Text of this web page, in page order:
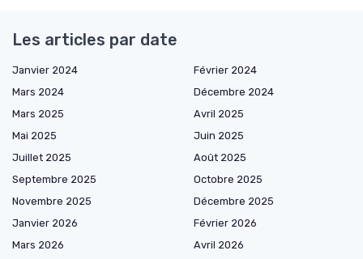
Les articles par date
Janvier 2024
Février 2024
Mars 2024
Décembre 2024
Mars 2025
Avril 2025
Mai 2025
Juin 2025
Juillet 2025
Août 2025
Septembre 2025
Octobre 2025
Novembre 2025
Décembre 2025
Janvier 2026
Février 2026
Mars 2026
Avril 2026